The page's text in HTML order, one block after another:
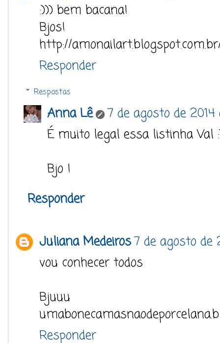
:))) bem bacana!
Bjos!
http://
Responder
Respostas
Anna Lê
7 de agosto de 2014
É muito legal essa listinha Val
Bjo !
Responder
Juliana Medeiros7 de agosto de
vou conhecer todos
Bjuuu
Responder